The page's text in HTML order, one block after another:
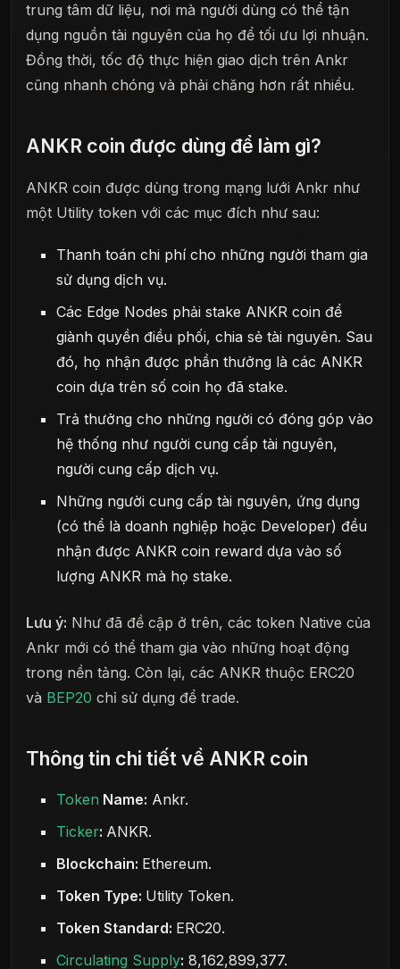
trung tâm dữ liệu, nơi mà người dùng có thể tận
dụng nguồn tài nguyên của họ để tối ưu lợi nhuận.
Đồng thời, tốc độ thực hiện giao dịch trên Ankr
cũng nhanh chóng và phải chăng hơn rất nhiều.
ANKR coin được dùng để làm gì?
ANKR coin được dùng trong mạng lưới Ankr như
một Utility token với các mục đích như sau:
Thanh toán chi phí cho những người tham gia
sử dụng dịch vụ.
Các Edge Nodes phải stake ANKR coin để
giành quyền điều phối, chia sẻ tài nguyên. Sau
đó, họ nhận được phần thưởng là các ANKR
coin dựa trên số coin họ đã stake.
Trả thưởng cho những người có đóng góp vào
hệ thống như người cung cấp tài nguyên,
người cung cấp dịch vụ.
Những người cung cấp tài nguyên, ứng dụng
(có thể là doanh nghiệp hoặc Developer) đều
nhận được ANKR coin reward dựa vào số
lượng ANKR mà họ stake.
Lưu ý: Như đã đề cập ở trên, các token Native của
Ankr mới có thể tham gia vào những hoạt động
trong nền tảng. Còn lại, các ANKR thuộc ERC20
và BEP20 chỉ sử dụng để trade.
Thông tin chi tiết về ANKR coin
Token Name: Ankr.
Ticker: ANKR.
Blockchain: Ethereum.
Token Type: Utility Token.
Token Standard: ERC20.
Circulating Supply: 8,162,899,377.